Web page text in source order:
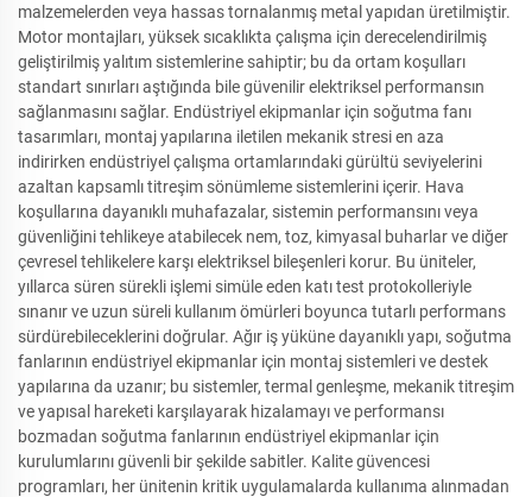
malzemelerden veya hassas tornalanmış metal yapıdan üretilmiştir.
Motor montajları, yüksek sıcaklıkta çalışma için derecelendirilmiş
geliştirilmiş yalıtım sistemlerine sahiptir; bu da ortam koşulları
standart sınırları aştığında bile güvenilir elektriksel performansın
sağlanmasını sağlar. Endüstriyel ekipmanlar için soğutma fanı
tasarımları, montaj yapılarına iletilen mekanik stresi en aza
indirirken endüstriyel çalışma ortamlarındaki gürültü seviyelerini
azaltan kapsamlı titreşim sönümleme sistemlerini içerir. Hava
koşullarına dayanıklı muhafazalar, sistemin performansını veya
güvenliğini tehlikeye atabilecek nem, toz, kimyasal buharlar ve diğer
çevresel tehlikelere karşı elektriksel bileşenleri korur. Bu üniteler,
yıllarca süren sürekli işlemi simüle eden katı test protokolleriyle
sınanır ve uzun süreli kullanım ömürleri boyunca tutarlı performans
sürdürebileceklerini doğrular. Ağır iş yüküne dayanıklı yapı, soğutma
fanlarının endüstriyel ekipmanlar için montaj sistemleri ve destek
yapılarına da uzanır; bu sistemler, termal genleşme, mekanik titreşim
ve yapısal hareketi karşılayarak hizalamayı ve performansı
bozmadan soğutma fanlarının endüstriyel ekipmanlar için
kurulumlarını güvenli bir şekilde sabitler. Kalite güvencesi
programları, her ünitenin kritik uygulamalarda kullanıma alınmadan